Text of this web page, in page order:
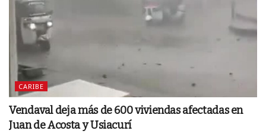
CARIBE
Vendaval deja más de 600 viviendas afectadas en
Juan de Acosta y Usiacurí